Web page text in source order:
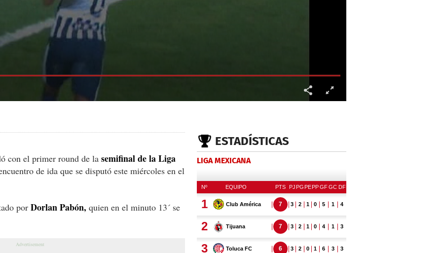
con el primer round de la semifinal de la Liga
de ida que se disputó este miércoles en el
por Dorlan Pabón, quien en el minuto 13´ se
ESTADÍSTICAS
LIGA MEXICANA